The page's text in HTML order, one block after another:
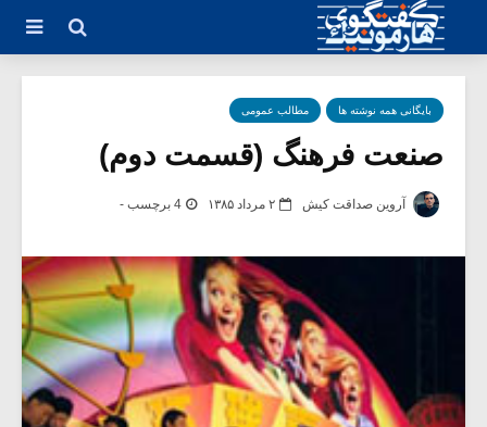
بایگانی همه نوشته ها مطالب عمومی
صنعت فرهنگ (قسمت دوم)
آروین صداقت کیش ۲ مرداد ۱۳۸۵ 4 برچسب -